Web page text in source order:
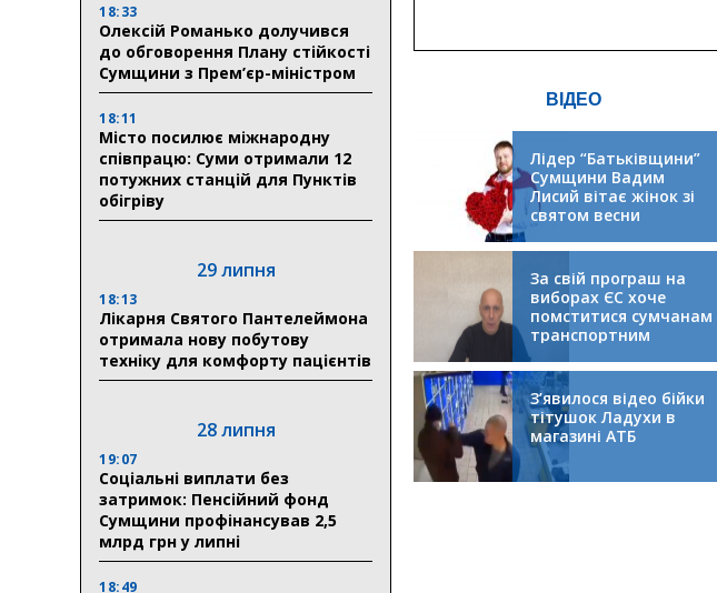
18:33
Олексій Романько долучився
до обговорення Плану стійкості
Сумщини з Прем’єр-міністром
18:11
Місто посилює міжнародну
співпрацю: Суми отримали 12
потужних станцій для Пунктів
обігріву
29 липня
18:13
Лікарня Святого Пантелеймона
отримала нову побутову
техніку для комфорту пацієнтів
28 липня
19:07
Соціальні виплати без
затримок: Пенсійний фонд
Сумщини профінансував 2,5
млрд грн у липні
18:49
ВІДЕО
Лідер “Батьківщини”
Сумщини Вадим
Лисий вітає жінок зі
святом весни
За свій програш на
виборах ЄС хоче
помститися сумчанам
транспортним
колапсом
З’явилося відео бійки
тітушок Ладухи в
магазині АТБ